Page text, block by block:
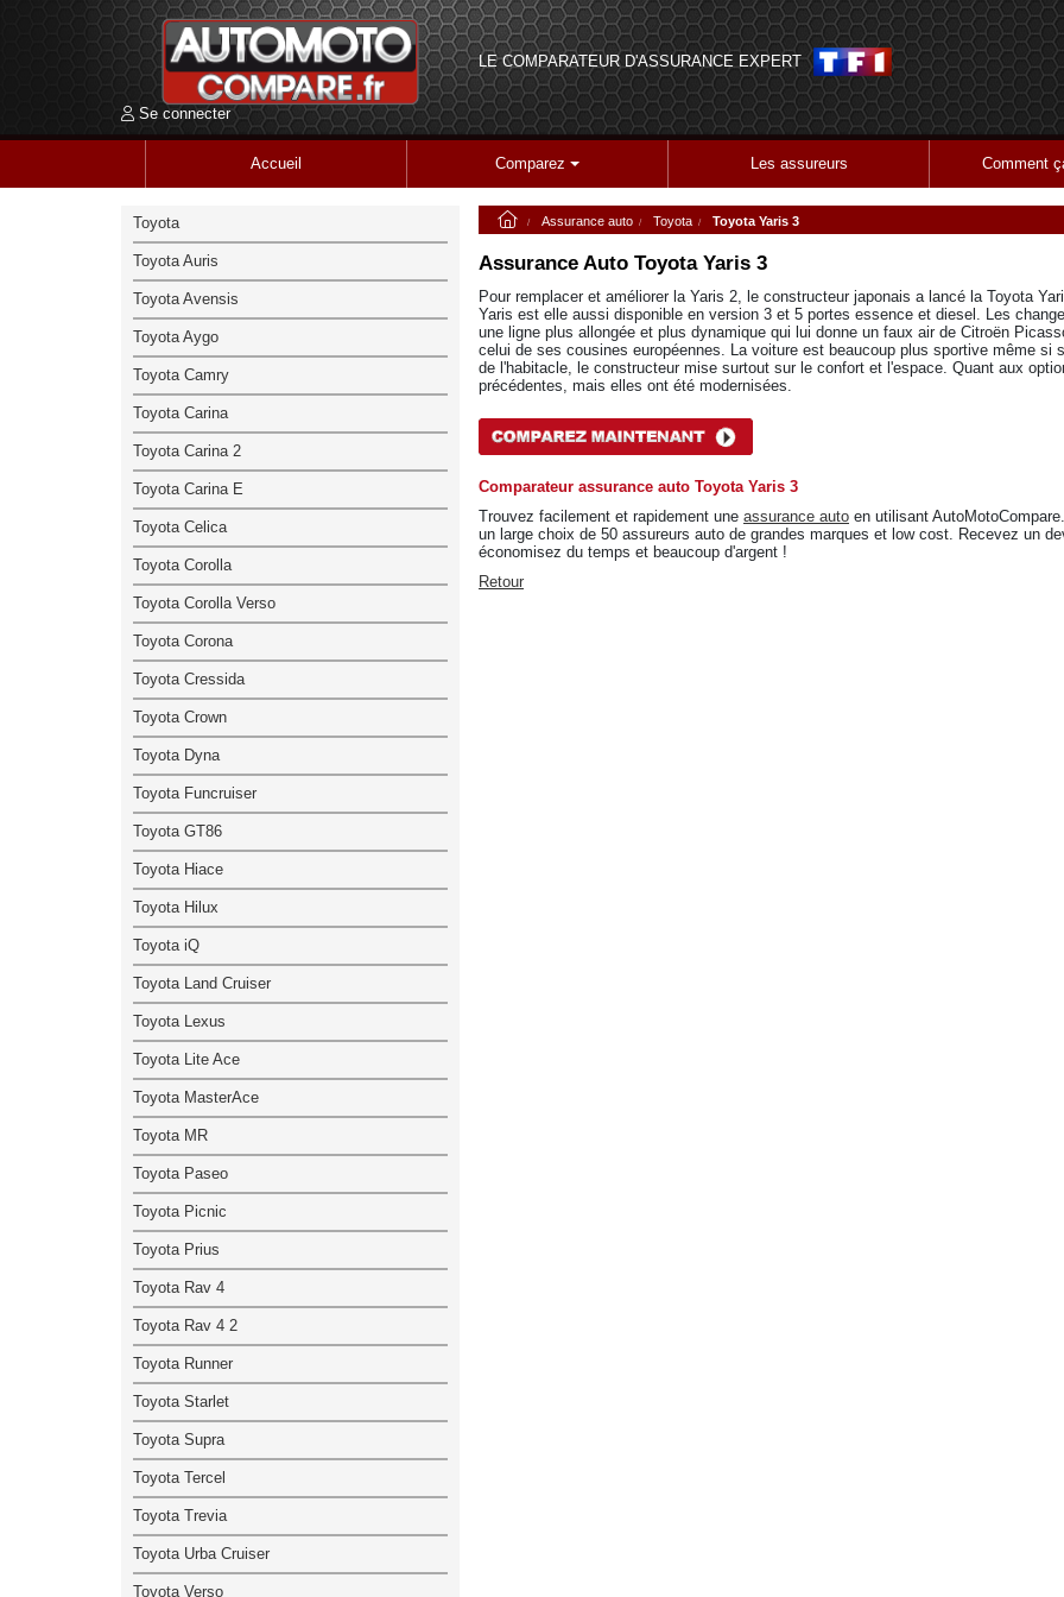
LE COMPARATEUR D'ASSURANCE EXPERT
Se connecter
Accueil Comparez Les assureurs Comment
Assurance auto Toyota Toyota Yaris 3
Assurance Auto Toyota Yaris 3
Pour remplacer et améliorer la Yaris 2, le constructeur japonais a lancé la Toyota
Yaris est elle aussi disponible en version 3 et 5 portes essence et diesel. Les
une ligne plus allongée et plus dynamique qui lui donne un faux air de Citroën
celui de ses cousines européennes. La voiture est beaucoup plus sportive même
de l'habitacle, le constructeur mise surtout sur le confort et l'espace. Quant aux
précédentes, mais elles ont été modernisées.
Comparateur assurance auto Toyota Yaris 3
Trouvez facilement et rapidement une assurance auto en utilisant
un large choix de 50 assureurs auto de grandes marques et low cost. Recevez un
économisez du temps et beaucoup d'argent !
Retour
Toyota
Toyota Auris
Toyota Avensis
Toyota Aygo
Toyota Camry
Toyota Carina
Toyota Carina 2
Toyota Carina E
Toyota Celica
Toyota Corolla
Toyota Corolla Verso
Toyota Corona
Toyota Cressida
Toyota Crown
Toyota Dyna
Toyota Funcruiser
Toyota GT86
Toyota Hiace
Toyota Hilux
Toyota iQ
Toyota Land Cruiser
Toyota Lexus
Toyota Lite Ace
Toyota MasterAce
Toyota MR
Toyota Paseo
Toyota Picnic
Toyota Prius
Toyota Rav 4
Toyota Rav 4 2
Toyota Runner
Toyota Starlet
Toyota Supra
Toyota Tercel
Toyota Trevia
Toyota Urba Cruiser
Toyota Verso